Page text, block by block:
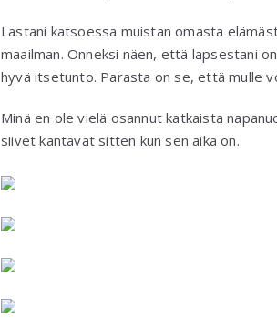
Lastani katsoessa muistan omasta
maailman. Onneksi näen, että lapsestani
hyvä itsetunto. Parasta on se, että mulle
Minä en ole vielä osannut katkaista
siivet kantavat sitten kun sen aika on.